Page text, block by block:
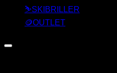
⛷️SKIBRILLER
🪙OUTLET